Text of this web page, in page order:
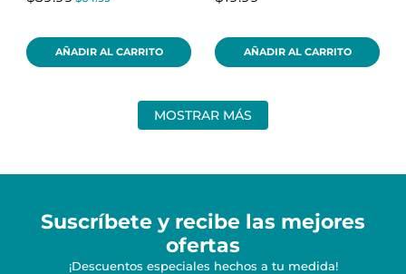
AÑADIR AL CARRITO AÑADIR AL CARRITO
MOSTRAR MÁS
Suscríbete y recibe las mejores
ofertas
¡Descuentos especiales hechos a tu medida!